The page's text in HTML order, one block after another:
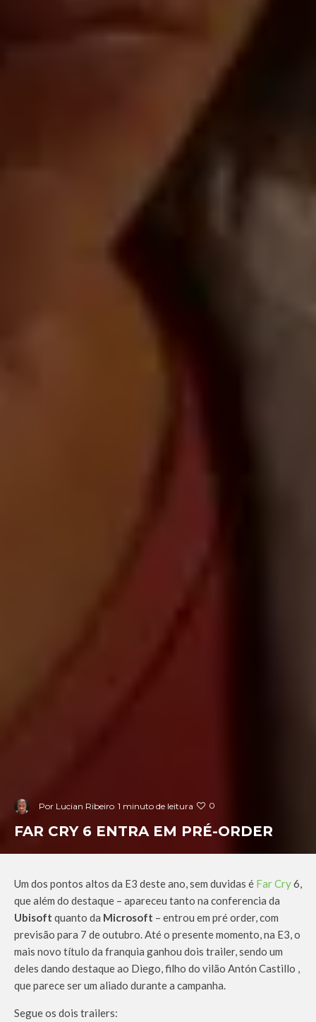
Por Lucian Ribeiro 1 minuto de leitura 0
FAR CRY 6 ENTRA EM PRÉ-ORDER
Um dos pontos altos da E3 deste ano, sem duvidas é Far Cry6,
que além do destaque – apareceu tanto na conferencia da
Ubisoft quanto da Microsoft – entrou em pré order, com
previsão para 7 de outubro. Até o presente momento, na E3, o
mais novo título da franquia ganhou dois trailer, sendo um
deles dando destaque ao Diego, filho do vilão Antón Castillo ,
que parece ser um aliado durante a campanha.
Segue os dois trailers: